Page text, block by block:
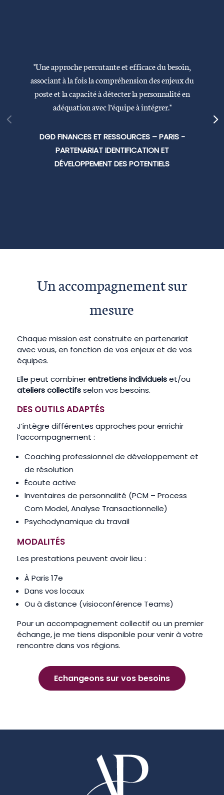
"Une approche percutante et efficace du besoin,
associant à la fois la compréhension des enjeux du
poste et la capacité à détecter la personnalité en
adéquation avec l’équipe à intégrer."
DGD FINANCES ET RESSOURCES – PARIS -
PARTENARIAT IDENTIFICATION ET
DÉVELOPPEMENT DES POTENTIELS
Un accompagnement sur
mesure
Chaque mission est construite en partenariat
avec vous, en fonction de vos enjeux et de vos
équipes.
Elle peut combinerentretiens individuelset/ou
ateliers collectifsselon vos besoins.
DES OUTILS ADAPTÉS
J’intègre différentes approches pour enrichir
l’accompagnement :
Coaching professionnel de développement et
de résolution
Écoute active
Inventaires de personnalité (PCM – Process
Com Model, Analyse Transactionnelle)
Psychodynamique du travail
MODALITÉS
Les prestations peuvent avoir lieu :
À Paris 17e
Dans vos locaux
Ou à distance (visioconférence Teams)
Pour un accompagnement collectif ou un premier
échange, je me tiens disponible pour venir à votre
rencontre dans vos régions.
Echangeons sur vos besoins